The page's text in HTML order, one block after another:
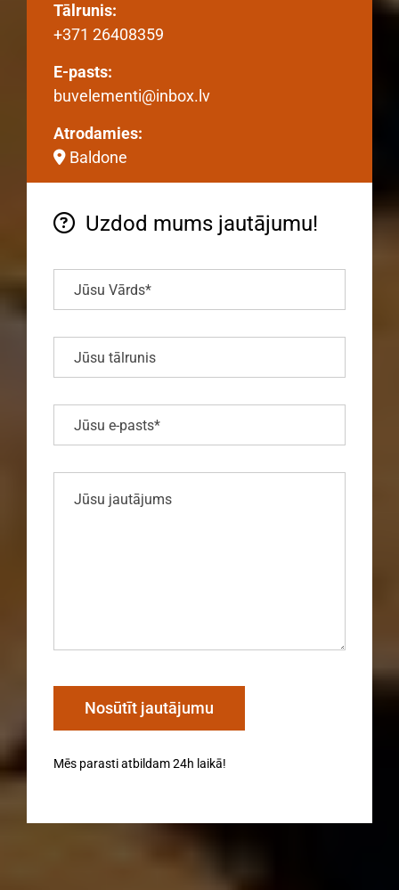
Tālrunis:
+371 26408359
E-pasts:
buvelementi@inbox.lv
Atrodamies:
 Baldone
 Uzdod mums jautājumu!
Mēs parasti atbildam 24h laikā!